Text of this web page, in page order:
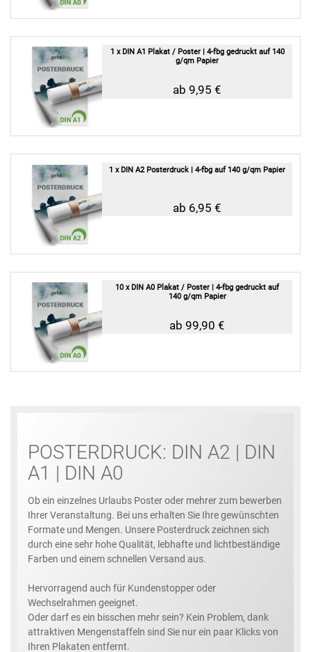
1 x DIN A1 Plakat / Poster | 4-fbg gedruckt auf 140
g/qm Papier
ab 9,95 €
1 x DIN A2 Posterdruck | 4-fbg auf 140 g/qm Papier
ab 6,95 €
10 x DIN A0 Plakat / Poster | 4-fbg gedruckt auf
140 g/qm Papier
ab 99,90 €
POSTERDRUCK: DIN A2 | DIN
A1 | DIN A0
Ob ein einzelnes Urlaubs Poster oder mehrer zum bewerben
Ihrer Veranstaltung. Bei uns erhalten Sie Ihre gewünschten
Formate und Mengen. Unsere Posterdruck zeichnen sich
durch eine sehr hohe Qualität, lebhafte und lichtbeständige
Farben und einem schnellen Versand aus.
Hervorragend auch für Kundenstopper oder
Wechselrahmen geeignet.
Oder darf es ein bisschen mehr sein? Kein Problem, dank
attraktiven Mengenstaffeln sind Sie nur ein paar Klicks von
Ihren Plakaten entfernt.